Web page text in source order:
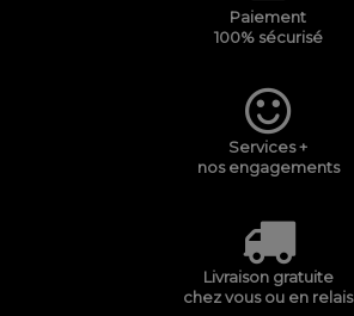
Paiement
100% sécurisé
Services +
nos engagements
Livraison gratuite
chez vous ou en relais